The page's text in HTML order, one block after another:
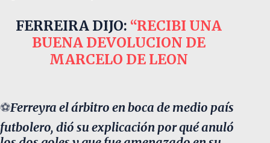
FERREIRA DIJO: “RECIBI UNA
BUENA DEVOLUCION DE
MARCELO DE LEON
⚽️Ferreyra el árbitro en boca de medio país
futbolero, dió su explicación por qué anuló